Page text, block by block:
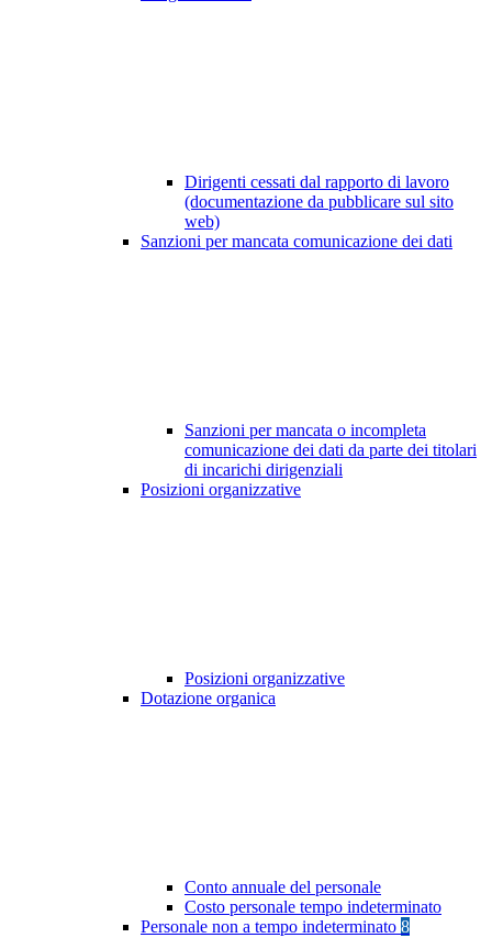
Dirigenti cessati dal rapporto di lavoro
(documentazione da pubblicare sul sito
web)
Sanzioni per mancata comunicazione dei dati
Sanzioni per mancata o incompleta
comunicazione dei dati da parte dei titolari
di incarichi dirigenziali
Posizioni organizzative
Posizioni organizzative
Dotazione organica
Conto annuale del personale
Costo personale tempo indeterminato
Personale non a tempo indeterminato 8